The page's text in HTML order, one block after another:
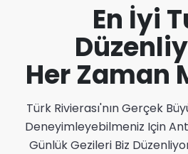
En İyi
Her Zaman
Türk Rivierası'nın Gerçek
Deneyimleyebilmeniz Için
Günlük Gezileri Biz